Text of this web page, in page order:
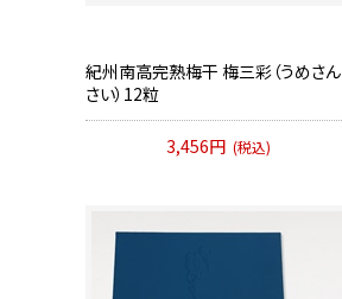
紀州南高完熟梅干 梅三彩（うめさん
さい）12粒
3,456円 (税込)